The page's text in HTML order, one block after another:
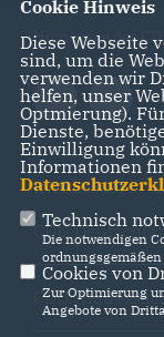
Homepage des
IMPRESSUM
CDU
CDU
Cookie Hinweis
Diese Webseite
sind, um die
verwenden wir
helfen, unser
Optmierung).
Dienste,
Einwilligung
Informationen
Technisch
Die notwendigen
ordnungsgemäßen
Cookies von
Zur Optimierung
Angebote von